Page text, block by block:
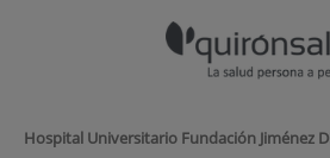
Hospital Universitario Fundación Jiménez